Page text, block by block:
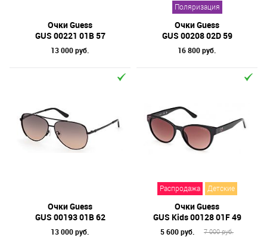
Очки Guess
GUS 00221 01B 57
13 000 руб.
Поляризация
Очки Guess
GUS 00208 02D 59
16 800 руб.
Очки Guess
GUS 00193 01B 62
13 000 руб.
Распродажа Детские
Очки Guess
GUS Kids 00128 01F 49
5 600 руб. 7 000 руб.